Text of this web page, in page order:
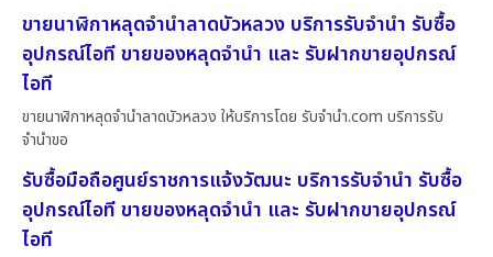
ขายนาฬิกาหลุดจำนำลาดบัวหลวง บริการรับจำนำ รับซื้อ
อุปกรณ์ไอที ขายของหลุดจำนำ และ รับฝากขายอุปกรณ์
ไอที
ขายนาฬิกาหลุดจำนำลาดบัวหลวง ให้บริการโดย รับจํานํา.com บริการรับ
จำนำขอ
รับซื้อมือถือศูนย์ราชการแจ้งวัฒนะ บริการรับจำนำ รับซื้อ
อุปกรณ์ไอที ขายของหลุดจำนำ และ รับฝากขายอุปกรณ์
ไอที